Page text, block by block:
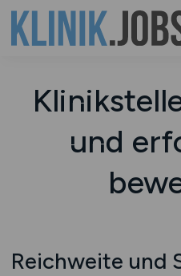
und
Reichweite und